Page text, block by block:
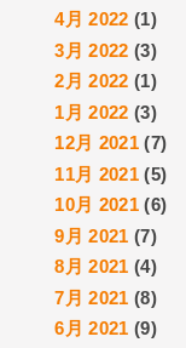
4月 2022 (1)
3月 2022 (3)
2月 2022 (1)
1月 2022 (3)
12月 2021 (7)
11月 2021 (5)
10月 2021 (6)
9月 2021 (7)
8月 2021 (4)
7月 2021 (8)
6月 2021 (9)